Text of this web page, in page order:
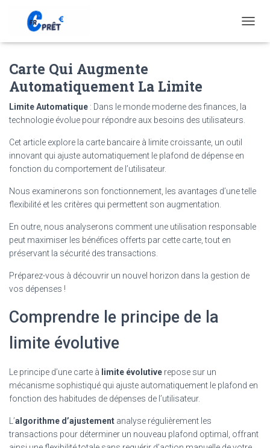
O
O
Carte Qui Augmente
Automatiquement La Limite
Limite Automatique : Dans le monde moderne des finances, la
technologie évolue pour répondre aux besoins des utilisateurs.
Cet article explore la carte bancaire à limite croissante, un outil
innovant qui ajuste automatiquement le plafond de dépense en
fonction du comportement de l’utilisateur.
Nous examinerons son fonctionnement, les avantages d’une telle
flexibilité et les critères qui permettent son augmentation.
En outre, nous analyserons comment une utilisation responsable
peut maximiser les bénéfices offerts par cette carte, tout en
préservant la sécurité des transactions.
Préparez-vous à découvrir un nouvel horizon dans la gestion de
vos dépenses !
Comprendre le principe de la
limite évolutive
Le principe d’une carte à limite évolutive repose sur un
mécanisme sophistiqué qui ajuste automatiquement le plafond en
fonction des habitudes de dépenses de l’utilisateur.
L’algorithme d’ajustement analyse régulièrement les
transactions pour déterminer un nouveau plafond optimal, offrant